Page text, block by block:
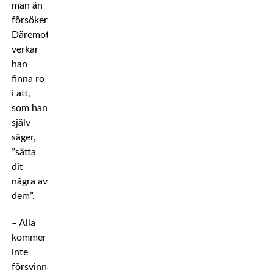
man än
försöker.
Däremot
verkar
han
finna ro
i att,
som han
själv
säger,
”sätta
dit
några av
dem”.
– Alla
kommer
inte
försvinna.